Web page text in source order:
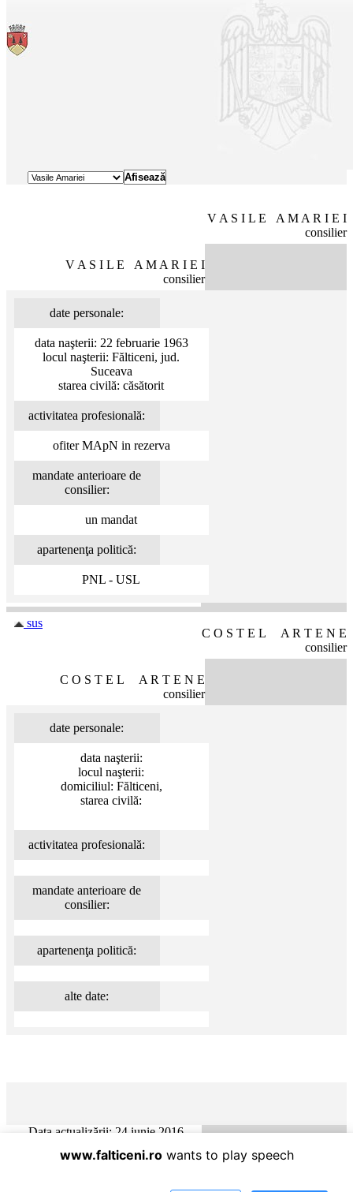
V A S I L E A M A R I E I
consilier
V A S I L E A M A R I E I
consilier
date personale:
data naşterii: 22 februarie 1963
locul naşterii: Fălticeni, jud.
Suceava
starea civilă: căsătorit
activitatea profesională:
ofiter MApN in rezerva
mandate anterioare de
consilier:
un mandat
apartenenţa politică:
PNL - USL
sus
C O S T E L A R T E N E
consilier
C O S T E L A R T E N E
consilier
date personale:
data naşterii:
locul naşterii:
domiciliul: Fălticeni,
starea civilă:
activitatea profesională:
mandate anterioare de
consilier:
apartenenţa politică:
alte date:
Data actualizării: 24 iunie 2016
Primăria Municipiului Fălticeni - Informatica / mass-media
www.falticeni.rowants to play speech